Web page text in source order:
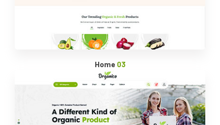
Home 03